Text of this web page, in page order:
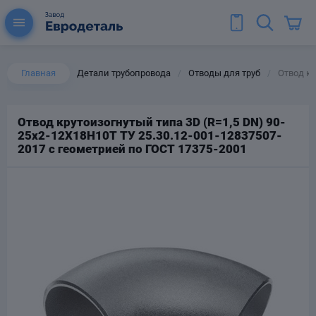
Главная Детали трубопровода Отводы для труб Отвод
Отвод крутоизогнутый типа 3D (R=1,5 DN) 90-
25х2-12Х18Н10Т ТУ 25.30.12-001-12837507-
2017 с геометрией по ГОСТ 17375-2001
для труб
Колена для труб
Тройники стальные